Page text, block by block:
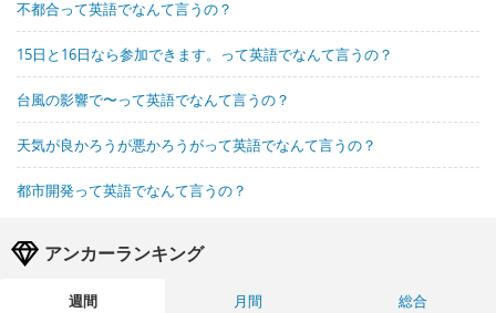
不都合って英語でなんて言うの？
15日と16日なら参加できます。って英語でなんて言うの？
台風の影響で〜って英語でなんて言うの？
天気が良かろうが悪かろうがって英語でなんて言うの？
都市開発って英語でなんて言うの？
アンカーランキング
週間 月間
総合